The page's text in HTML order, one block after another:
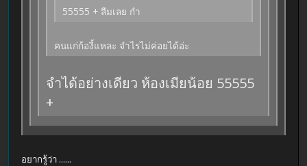
55555 + ลืมเลย กำ
คนแก่ก้องี้แหละ จำไรไม่ค่อยได้อ่ะ
จำได้อย่างเดียว ห้องเมียน้อย 55555
+
อยากรู้ว่า ......